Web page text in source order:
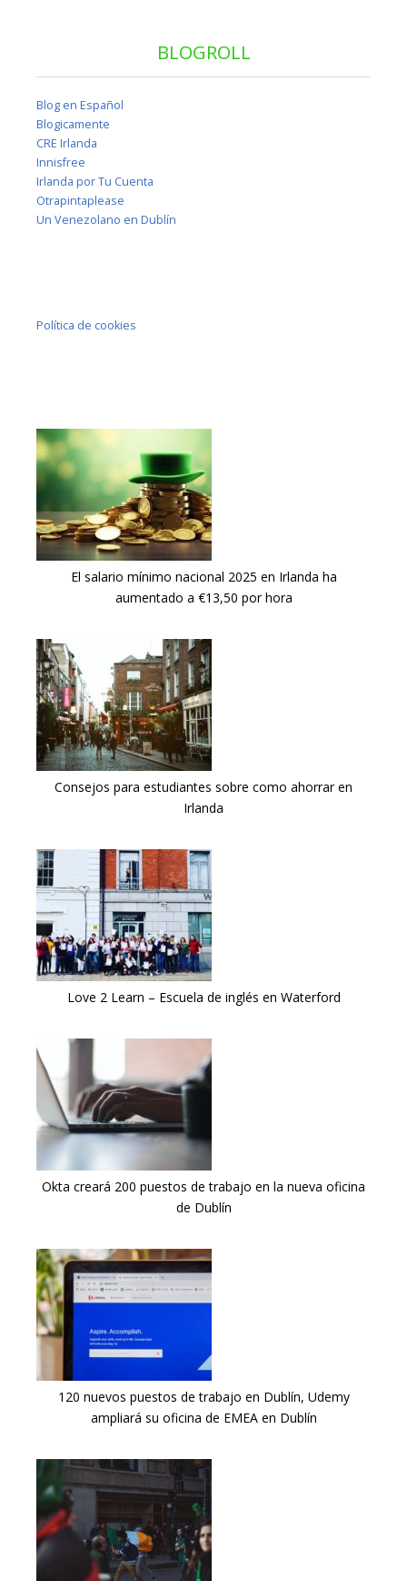
BLOGROLL
Blog en Español
Blogicamente
CRE Irlanda
Innisfree
Irlanda por Tu Cuenta
Otrapintaplease
Un Venezolano en Dublín
Política de cookies
El salario mínimo nacional 2025 en Irlanda ha
aumentado a €13,50 por hora
Consejos para estudiantes sobre como ahorrar en
Irlanda
Love 2 Learn – Escuela de inglés en Waterford
Okta creará 200 puestos de trabajo en la nueva oficina
de Dublín
120 nuevos puestos de trabajo en Dublín, Udemy
ampliará su oficina de EMEA en Dublín